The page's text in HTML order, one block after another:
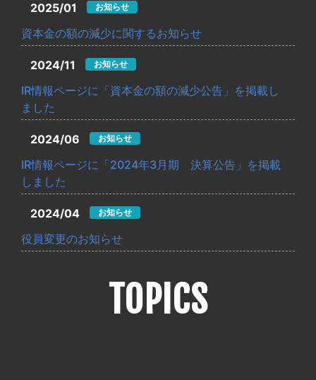
2025/01 お知らせ
資本金の額の減少に関するお知らせ
2024/11 お知らせ
IR情報ページに「資本金の額の減少公告」を掲載し
ました
2024/06 お知らせ
IR情報ページに「2024年3月期 決算公告」を掲載
しました
2024/04 お知らせ
役員変更のお知らせ
TOPICS